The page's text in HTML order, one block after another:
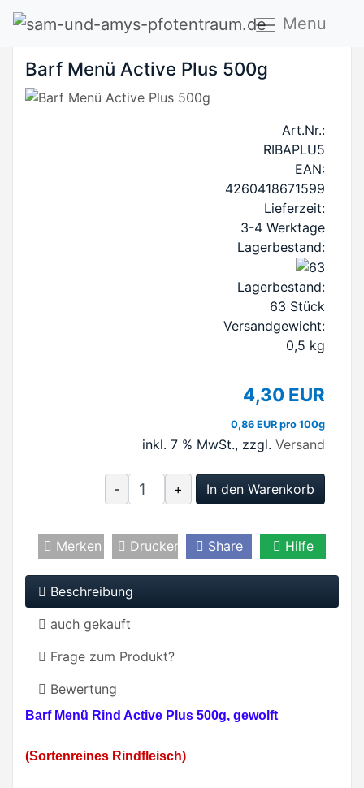
Menu
Barf Menü Active Plus 500g
Art.Nr.:
RIBAPLU5
EAN:
4260418671599
Lieferzeit:
3-4 Werktage
Lagerbestand:
Lagerbestand:
63 Stück
Versandgewicht:
0,5 kg
4,30 EUR
0,86 EUR pro 100g
inkl. 7 % MwSt., zzgl. Versand
- + In den Warenkorb
Merken Drucken Share Hilfe
Beschreibung
auch gekauft
Frage zum Produkt?
Bewertung
Barf Menü Rind Active Plus 500g, gewolft
(Sortenreines Rindfleisch)